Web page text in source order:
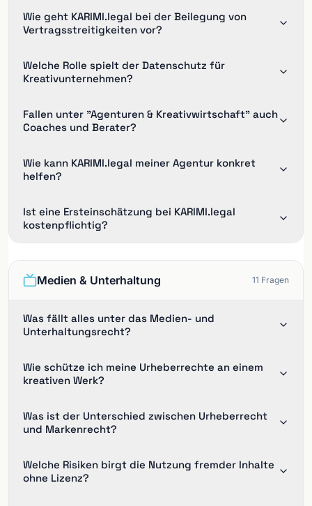
Wie geht KARIMI.legal bei der Beilegung von
Vertragsstreitigkeiten vor?
Welche Rolle spielt der Datenschutz für
Kreativunternehmen?
Fallen unter "Agenturen & Kreativwirtschaft" auch
Coaches und Berater?
Wie kann KARIMI.legal meiner Agentur konkret
helfen?
Ist eine Ersteinschätzung bei KARIMI.legal
kostenpflichtig?
Medien & Unterhaltung 11 Fragen
Was fällt alles unter das Medien- und
Unterhaltungsrecht?
Wie schütze ich meine Urheberrechte an einem
kreativen Werk?
Was ist der Unterschied zwischen Urheberrecht
und Markenrecht?
Welche Risiken birgt die Nutzung fremder Inhalte
ohne Lizenz?